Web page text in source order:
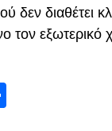
διαθέτει
τον εξωτερικό